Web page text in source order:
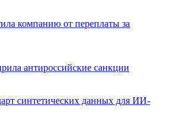
компанию от переплаты за
антироссийские санкции
синтетических данных для ИИ-